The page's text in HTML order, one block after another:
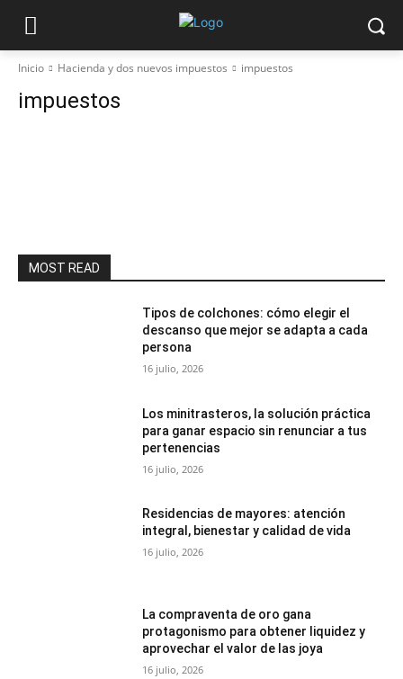
Inicio Hacienda y dos nuevos impuestos impuestos
impuestos
MOST READ
Tipos de colchones: cómo elegir el
descanso que mejor se adapta a cada
persona
16 julio, 2026
Los minitrasteros, la solución práctica
para ganar espacio sin renunciar a tus
pertenencias
16 julio, 2026
Residencias de mayores: atención
integral, bienestar y calidad de vida
16 julio, 2026
La compraventa de oro gana
protagonismo para obtener liquidez y
aprovechar el valor de las joya
16 julio, 2026